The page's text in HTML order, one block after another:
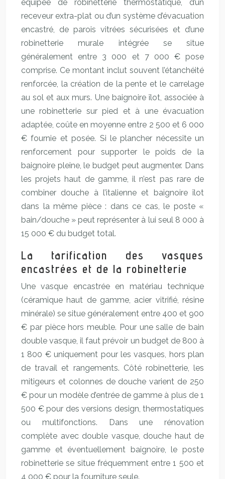
équipée de robinetterie thermostatique, d’un
receveur extra-plat ou d’un système d’évacuation
encastré, de parois vitrées sécurisées et d’une
robinetterie murale intégrée se situe
généralement entre 3 000 et 7 000 € pose
comprise. Ce montant inclut souvent l’étanchéité
renforcée, la création de la pente et le carrelage
au sol et aux murs. Une baignoire îlot, associée à
une robinetterie sur pied et à une évacuation
adaptée, coûte en moyenne entre 2 500 et 6 000
€ fournie et posée. Si le plancher nécessite un
renforcement pour supporter le poids de la
baignoire pleine, le budget peut augmenter. Dans
les projets haut de gamme, il n’est pas rare de
combiner douche à l’italienne et baignoire îlot
dans la même pièce : dans ce cas, le poste «
bain/douche » peut représenter à lui seul 8 000 à
15 000 € du budget total.
La tarification des vasques
encastrées et de la robinetterie
Une vasque encastrée en matériau technique
(céramique haut de gamme, acier vitrifié, résine
minérale) se situe généralement entre 400 et 900
€ par pièce hors meuble. Pour une salle de bain
double vasque, il faut prévoir un budget de 800 à
1 800 € uniquement pour les vasques, hors plan
de travail et rangements. Côté robinetterie, les
mitigeurs et colonnes de douche varient de 250
€ pour un modèle d’entrée de gamme à plus de 1
500 € pour des versions design, thermostatiques
ou multifonctions. Dans une rénovation
complète avec double vasque, douche haut de
gamme et éventuellement baignoire, le poste
robinetterie se situe fréquemment entre 1 500 et
4 000 € pour la fourniture seule.